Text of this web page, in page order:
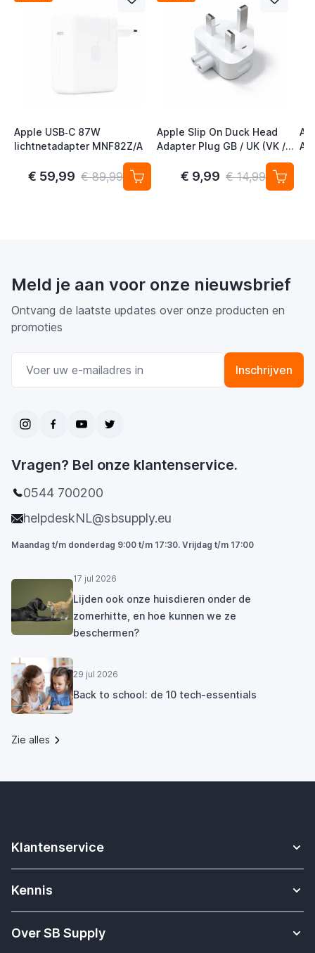
Apple USB‑C 87W
lichtnetadapter MNF82Z/A
€ 59,99 € 89,99
Apple Slip On Duck Head
Adapter Plug GB / UK (VK /
€ 9,99 € 14,99
Meld je aan voor onze nieuwsbrief
Ontvang de laatste updates over onze producten en
promoties
Inschrijven
Vragen? Bel onze klantenservice.
0544 700200
helpdeskNL@sbsupply.eu
Maandag t/m donderdag 9:00 t/m 17:30. Vrijdag t/m 17:00
17 jul 2026
Lijden ook onze huisdieren onder de
zomerhitte, en hoe kunnen we ze
beschermen?
29 jul 2026
Back to school: de 10 tech-essentials
Zie alles
Klantenservice
Contact
Verzending & bezorging
Kennis
Apple Watch bandjes kennisbank
Over SB Supply